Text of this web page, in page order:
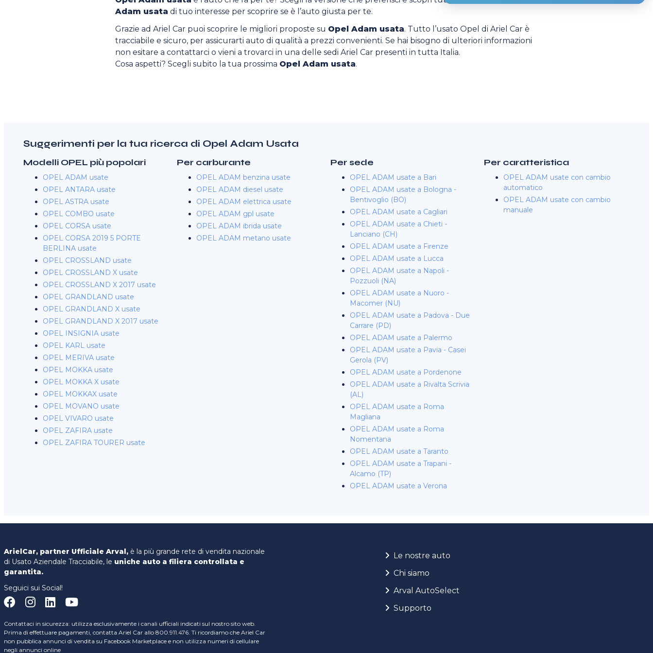
Adam usata di tuo interesse per scoprire se è l’auto giusta per te.
Grazie ad Ariel Car puoi scoprire le migliori proposte su Opel Adam usata. Tutto l’usato Opel di Ariel Car è
tracciabile e sicuro, per assicurarti auto di qualità a prezzi convenienti. Se hai bisogno di ulteriori informazioni
non esitare a contattarci o vieni a trovarci in una delle sedi Ariel Car presenti in tutta Italia.
Cosa aspetti? Scegli subito la tua prossima Opel Adam usata.
Suggerimenti per la tua ricerca di Opel Adam Usata
Modelli OPEL più popolari
OPEL ADAM usate
OPEL ANTARA usate
OPEL ASTRA usate
OPEL COMBO usate
OPEL CORSA usate
OPEL CORSA 2019 5 PORTE
BERLINA usate
OPEL CROSSLAND usate
OPEL CROSSLAND X usate
OPEL CROSSLAND X 2017 usate
OPEL GRANDLAND usate
OPEL GRANDLAND X usate
OPEL GRANDLAND X 2017 usate
OPEL INSIGNIA usate
OPEL KARL usate
OPEL MERIVA usate
OPEL MOKKA usate
OPEL MOKKA X usate
OPEL MOKKAX usate
OPEL MOVANO usate
OPEL VIVARO usate
OPEL ZAFIRA usate
OPEL ZAFIRA TOURER usate
Per carburante
OPEL ADAM benzina usate
OPEL ADAM diesel usate
OPEL ADAM elettrica usate
OPEL ADAM gpl usate
OPEL ADAM ibrida usate
OPEL ADAM metano usate
Per sede
OPEL ADAM usate a Bari
OPEL ADAM usate a Bologna -
Bentivoglio (BO)
OPEL ADAM usate a Cagliari
OPEL ADAM usate a Chieti -
Lanciano (CH)
OPEL ADAM usate a Firenze
OPEL ADAM usate a Lucca
OPEL ADAM usate a Napoli -
Pozzuoli (NA)
OPEL ADAM usate a Nuoro -
Macomer (NU)
OPEL ADAM usate a Padova - Due
Carrare (PD)
OPEL ADAM usate a Palermo
OPEL ADAM usate a Pavia - Casei
Gerola (PV)
OPEL ADAM usate a Pordenone
OPEL ADAM usate a Rivalta Scrivia
(AL)
OPEL ADAM usate a Roma
Magliana
OPEL ADAM usate a Roma
Nomentana
OPEL ADAM usate a Taranto
OPEL ADAM usate a Trapani -
Alcamo (TP)
OPEL ADAM usate a Verona
Per caratteristica
OPEL ADAM usate con cambio
automatico
OPEL ADAM usate con cambio
manuale
ArielCar, partner Ufficiale Arval, è la più grande rete di vendita nazionale
di Usato Aziendale Tracciabile, le uniche auto a filiera controllata e
garantita.
Seguici sui Social!
Contattaci in sicurezza: utilizza esclusivamente i canali ufficiali indicati sul nostro sito web.
Prima di effettuare pagamenti, contatta Ariel Car allo 800.911.476. Ti ricordiamo che Ariel Car
non pubblica annunci di vendita su Facebook Marketplace e non utilizza numeri di cellulare
negli annunci online
Le nostre auto
Chi siamo
Arval AutoSelect
Supporto